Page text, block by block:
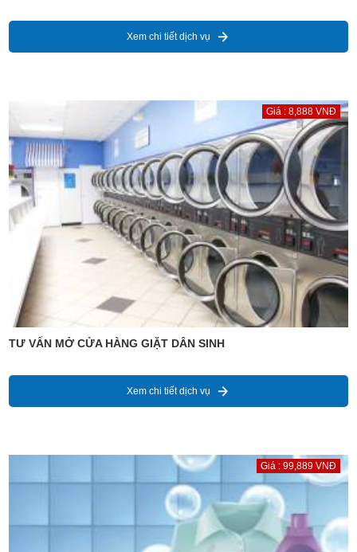
Xem chi tiết dịch vụ
Giá : 8,888 VNĐ
TƯ VẤN MỞ CỬA HÀNG GIẶT DÂN SINH
Xem chi tiết dịch vụ
Giá : 99,889 VNĐ